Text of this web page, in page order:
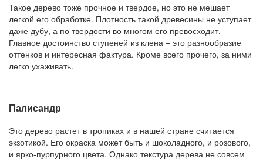
Такое дерево тоже прочное и твердое, но это не мешает
легкой его обработке. Плотность такой древесины не уступает
даже дубу, а по твердости во многом его превосходит.
Главное достоинство ступеней из клена – это разнообразие
оттенков и интересная фактура. Кроме всего прочего, за ними
легко ухаживать.
Палисандр
Это дерево растет в тропиках и в нашей стране считается
экзотикой. Его окраска может быть и шоколадного, и розового,
и ярко-пурпурного цвета. Однако текстура дерева не совсем